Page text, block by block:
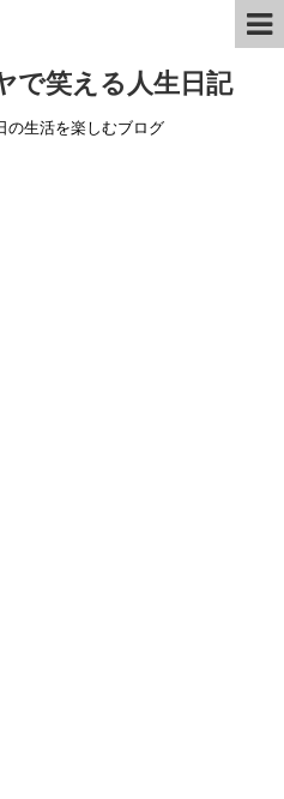
で笑える人生日記
の生活を楽しむブログ